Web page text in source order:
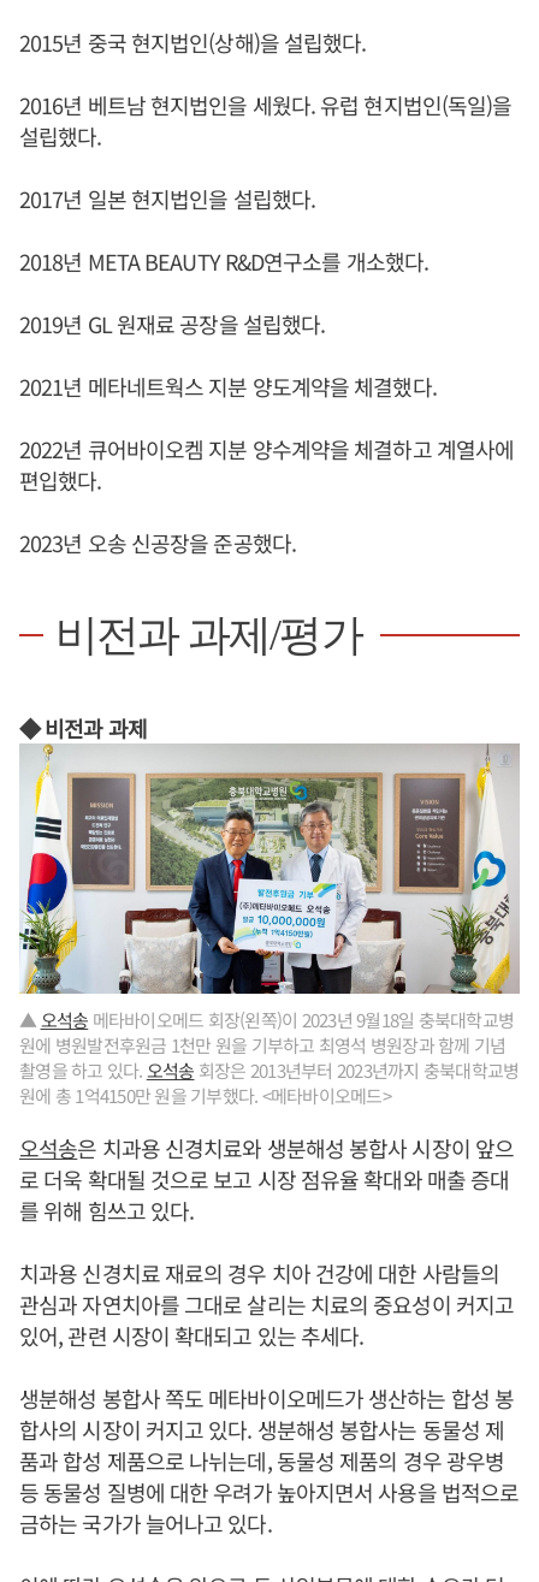
2015년 중국 현지법인(상해)을 설립했다.
2016년 베트남 현지법인을 세웠다. 유럽 현지법인(독일)을
설립했다.
2017년 일본 현지법인을 설립했다.
2018년 META BEAUTY R&D연구소를 개소했다.
2019년 GL 원재료 공장을 설립했다.
2021년 메타네트웍스 지분 양도계약을 체결했다.
2022년 큐어바이오켐 지분 양수계약을 체결하고 계열사에
편입했다.
2023년 오송 신공장을 준공했다.
비전과 과제/평가
◆ 비전과 과제
▲오석송 메타바이오메드 회장(왼쪽)이 2023년 9월18일 충북대학교병
원에 병원발전후원금 1천만 원을 기부하고 최영석 병원장과 함께 기념
촬영을 하고 있다.오석송 회장은 2013년부터 2023년까지 충북대학교병
원에 총 1억4150만 원을 기부했다. <메타바이오메드>
오석송은 치과용 신경치료와 생분해성 봉합사 시장이 앞으
로 더욱 확대될 것으로 보고 시장 점유율 확대와 매출 증대
를 위해 힘쓰고 있다.
치과용 신경치료 재료의 경우 치아 건강에 대한 사람들의
관심과 자연치아를 그대로 살리는 치료의 중요성이 커지고
있어, 관련 시장이 확대되고 있는 추세다.
생분해성 봉합사 쪽도 메타바이오메드가 생산하는 합성 봉
합사의 시장이 커지고 있다. 생분해성 봉합사는 동물성 제
품과 합성 제품으로 나뉘는데, 동물성 제품의 경우 광우병
등 동물성 질병에 대한 우려가 높아지면서 사용을 법적으로
금하는 국가가 늘어나고 있다.